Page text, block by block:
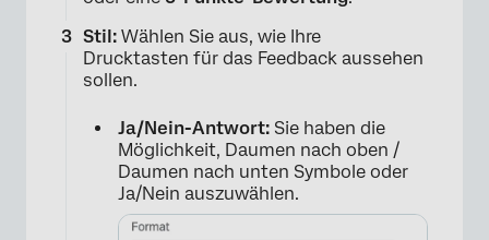
Stil: Wählen Sie aus, wie Ihre
Drucktasten für das Feedback aussehen
sollen.
Ja/Nein-Antwort: Sie haben die
Möglichkeit, Daumen nach oben /
Daumen nach unten Symbole oder
Ja/Nein auszuwählen.